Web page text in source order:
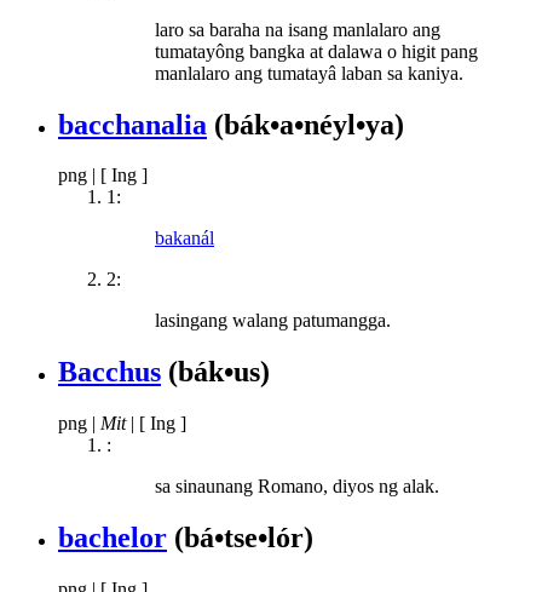
laro sa baraha na isang manlalaro ang
tumatayông bangka at dalawa o higit pang
manlalaro ang tumatayâ laban sa kaniya.
bacchanalia (bák•a•néyl•ya)
png
[ Ing ]
1:
bakanál
2:
lasingang walang patumangga.
Bacchus (bák•us)
png | Mit | [ Ing ]
:
sa sinaunang Romano, diyos ng alak.
bachelor (bá•tse•lór)